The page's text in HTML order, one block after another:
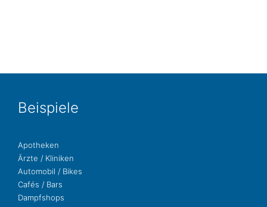
Bei­spie­le
Apo­the­ken
Ärzte / Kliniken
Auto­mo­bil / Bikes
Cafés / Bars
Dampf­shops